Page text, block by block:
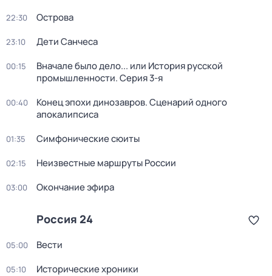
22:30 Острова
23:10 Дети Санчеса
00:15
Вначале было дело... или История русской
промышленности. Серия 3-я
00:40
Конец эпохи динозавров. Сценарий одного
апокалипсиса
01:35 Симфонические сюиты
02:15 Неизвестные маршруты России
03:00 Окончание эфира
Россия 24
05:00 Вести
05:10 Исторические хроники